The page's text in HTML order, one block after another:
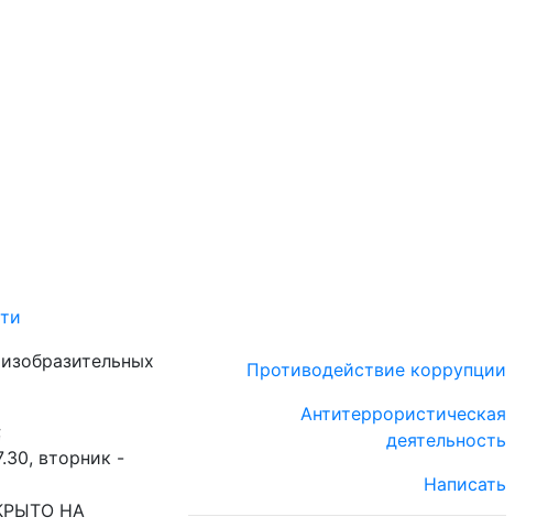
вторник -
НА
Противодействие коррупции
Антитеррористическая
деятельность
Написать